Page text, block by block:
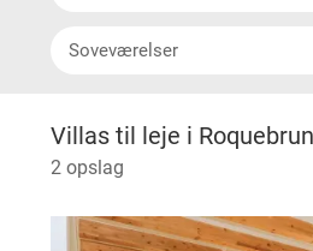
Soveværelser
Villas til leje i
2 opslag